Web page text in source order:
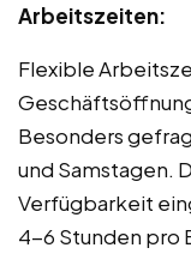
Arbeitszeiten:
Flexible
Besonders
und Samstagen.
Verfügbarkeit
4-6 Stunden pro